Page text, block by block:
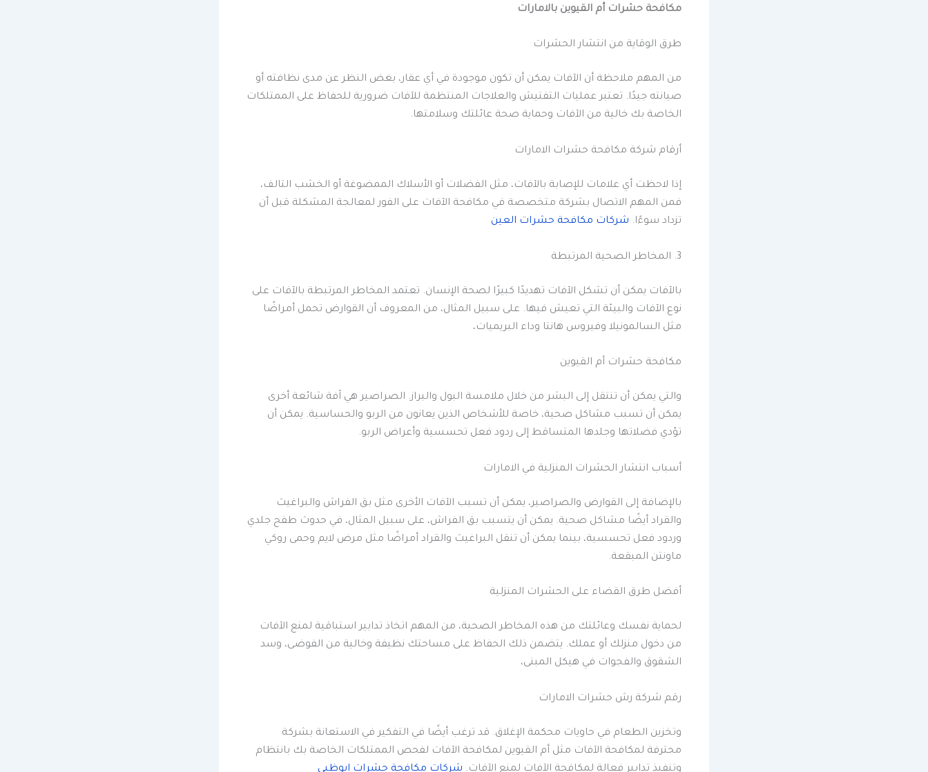
مكافحة حشرات أم القيوين بالامارات
طرق الوقاية من انتشار الحشرات
من المهم ملاحظة أن الآفات يمكن أن تكون موجودة في أي عقار، بغض النظر عن مدى نظافته أو
صيانته جيدًا. تعتبر عمليات التفتيش والعلاجات المنتظمة للآفات ضرورية للحفاظ على الممتلكات
الخاصة بك خالية من الآفات وحماية صحة عائلتك وسلامتها.
أرقام شركة مكافحة حشرات الامارات
إذا لاحظت أي علامات للإصابة بالآفات، مثل الفضلات أو الأسلاك الممضوغة أو الخشب التالف،
فمن المهم الاتصال بشركة متخصصة في مكافحة الآفات على الفور لمعالجة المشكلة قبل أن
تزداد سوءًا. شركات مكافحة حشرات العين
3. المخاطر الصحية المرتبطة
بالآفات يمكن أن تشكل الآفات تهديدًا كبيرًا لصحة الإنسان. تعتمد المخاطر المرتبطة بالآفات على
نوع الآفات والبيئة التي تعيش فيها. على سبيل المثال، من المعروف أن القوارض تحمل أمراضًا
مثل السالمونيلا وفيروس هانتا وداء البريميات،
مكافحة حشرات أم القيوين
والتي يمكن أن تنتقل إلى البشر من خلال ملامسة البول والبراز. الصراصير هي آفة شائعة أخرى
يمكن أن تسبب مشاكل صحية، خاصة للأشخاص الذين يعانون من الربو والحساسية. يمكن أن
تؤدي فضلاتها وجلدها المتساقط إلى ردود فعل تحسسية وأعراض الربو.
أسباب انتشار الحشرات المنزلية في الامارات
بالإضافة إلى القوارض والصراصير، يمكن أن تسبب الآفات الأخرى مثل بق الفراش والبراغيث
والقراد أيضًا مشاكل صحية. يمكن أن يتسبب بق الفراش، على سبيل المثال، في حدوث طفح جلدي
وردود فعل تحسسية، بينما يمكن أن تنقل البراغيث والقراد أمراضًا مثل مرض لايم وحمى روكي
ماونتن المبقعة.
أفضل طرق القضاء على الحشرات المنزلية
لحماية نفسك وعائلتك من هذه المخاطر الصحية، من المهم اتخاذ تدابير استباقية لمنع الآفات
من دخول منزلك أو عملك. يتضمن ذلك الحفاظ على مساحتك نظيفة وخالية من الفوضى، وسد
الشقوق والفجوات في هيكل المبنى،
رقم شركة رش حشرات الامارات
وتخزين الطعام في حاويات محكمة الإغلاق. قد ترغب أيضًا في التفكير في الاستعانة بشركة
محترفة لمكافحة الآفات مثل أم القيوين لمكافحة الآفات لفحص الممتلكات الخاصة بك بانتظام
وتنفيذ تدابير فعالة لمكافحة الآفات لمنع الآفات. شركات مكافحة حشرات ابوظبي